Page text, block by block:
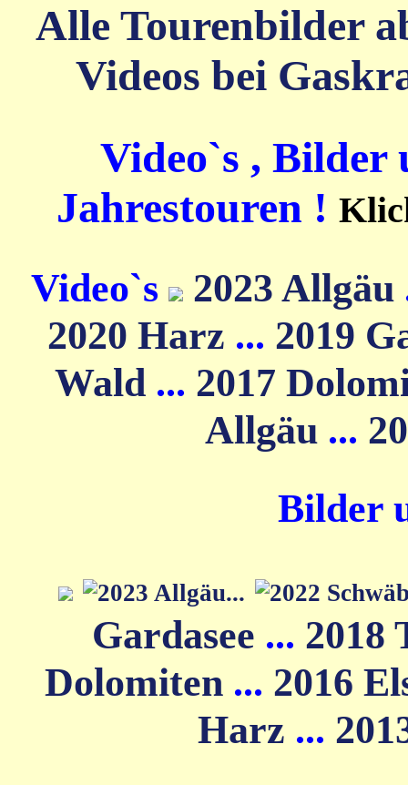
Alle Tourenbilder
Videos bei
Video`s , Bilder
Jahrestouren !
Video`s 2023 Allgäu
2020 Harz ... 2019
Wald ... 2017
Allgäu ...
Bilder
Gardasee ... 2018
Dolomiten ... 2016
Harz ...